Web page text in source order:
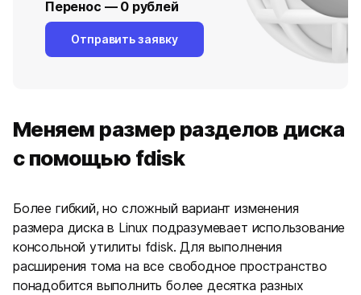
Перенос — 0 рублей
Отправить заявку
Меняем размер разделов диска
с помощью fdisk
Более гибкий, но сложный вариант изменения
размера диска в Linux подразумевает использование
консольной утилиты fdisk. Для выполнения
расширения тома на все свободное пространство
понадобится выполнить более десятка разных